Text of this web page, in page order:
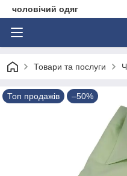
чоловічий одяг
Товари та послуги
Топ продажів –50%